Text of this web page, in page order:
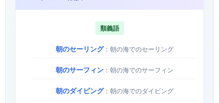
類義語
朝のセーリング：朝の海でのセーリング
朝のサーフィン：朝の海でのサーフィン
朝のダイビング：朝の海でのダイビング